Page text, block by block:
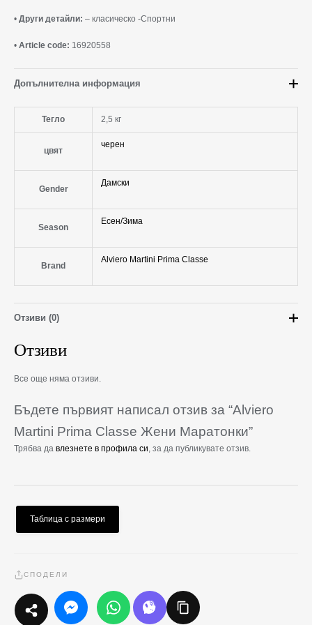
• Други детайли: – класическо -Спортни
• Article code: 16920558
Допълнителна информация
Тегло 2,5 кг
цвят
черен
Gender
Дамски
Season
Есен/Зима
Brand
Alviero Martini Prima Classe
Отзиви (0)
Отзиви
Все още няма отзиви.
Бъдете първият написал отзив за “Alviero
Martini Prima Classe Жени Маратонки”
Трябва да влезнете в профила си , за да публикувате отзив.
Таблица с размери
СПОДЕЛИ